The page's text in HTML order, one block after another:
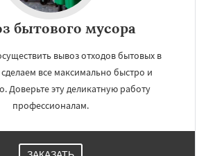
бытового мусора
вывоз отходов бытовых в
все максимально быстро и
Доверьте эту деликатную работу
профессионалам.